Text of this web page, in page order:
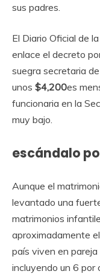
sus padres.
El Diario Oficial de
enlace el decreto
suegra secretaria
unos $4,200es
funcionaria en la
muy bajo.
escándalo
Aunque el
levantado una
matrimonios
aproximadamente
país viven en
incluyendo un 6 por